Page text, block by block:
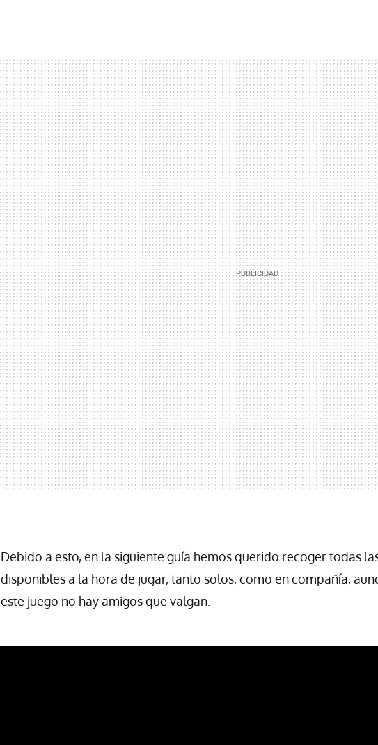
Debido a esto, en la siguiente guía hemos querido recoger todas
disponibles a la hora de jugar, tanto solos, como en compañía,
este juego no hay amigos que valgan.